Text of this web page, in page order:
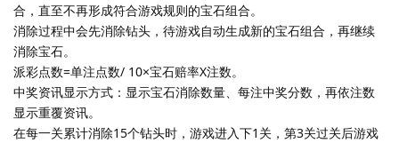
合，直至不再形成符合游戏规则的宝石组合。
消除过程中会先消除钻头，待游戏自动生成新的宝石组合，再继续
消除宝石。
派彩点数=单注点数/ 10×宝石赔率X注数。
中奖资讯显示方式：显示宝石消除数量、每注中奖分数，再依注数
显示重覆资讯。
在每一关累计消除15个钻头时，游戏进入下1关，第3关过关后游戏